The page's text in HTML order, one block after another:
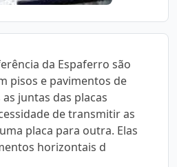
da Espaferro são
pisos e pavimentos de
juntas das placas
de transmitir as
placa para outra. Elas
horizontais d